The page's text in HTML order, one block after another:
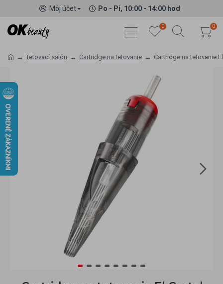
Môj účet Po - Pi, 10:00 - 14:00 hod
0 0
Tetovací salón Cartridge na tetovanie Cartridge na tetovanie